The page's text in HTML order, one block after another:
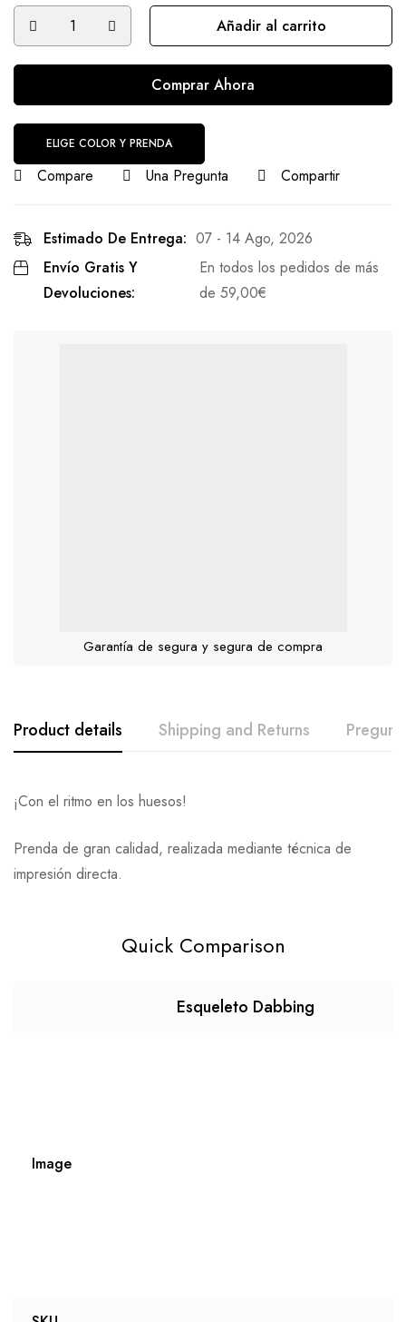
Añadir al carrito
Comprar Ahora
ELIGE COLOR Y PRENDA
Compare Una Pregunta Compartir
Estimado De Entrega: 07 - 14 Ago, 2026
Envío Gratis Y
Devoluciones:
En todos los pedidos de más
de 59,00€
Garantía de segura y segura de compra
Product details Shipping and Returns
¡Con el ritmo en los huesos!
Prenda de gran calidad, realizada mediante técnica de
impresión directa.
Quick Comparison
Esqueleto Dabbing
Image